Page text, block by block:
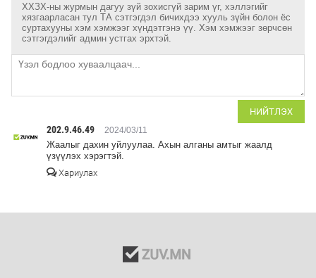
ХХЗХ-ны журмын дагуу зүй зохисгүй зарим үг, хэллэгийг
хязгаарласан тул ТА сэтгэгдэл бичихдээ хууль зүйн болон ёс
суртахууны хэм хэмжээг хүндэтгэнэ үү. Хэм хэмжээг зөрчсөн
сэтгэгдэлийг админ устгах эрхтэй.
НИЙТЛЭХ
202.9.46.49 2024/03/11
Жаалыг дахин уйлуулаа. Ахын алганы амтыг жаалд
үзүүлэх хэрэгтэй.
Хариулах